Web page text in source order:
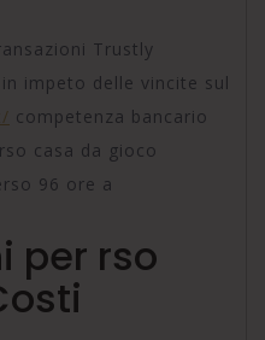
Trustly
impeto delle vincite sul
competenza bancario
casa da gioco
96 ore a
per rso